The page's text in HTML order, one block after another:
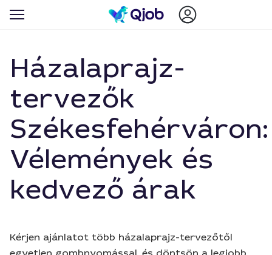
Házalaprajz-
tervezők
Székesfehérváron:
Vélemények és
kedvező árak
Kérjen ajánlatot több házalaprajz-tervezőtől